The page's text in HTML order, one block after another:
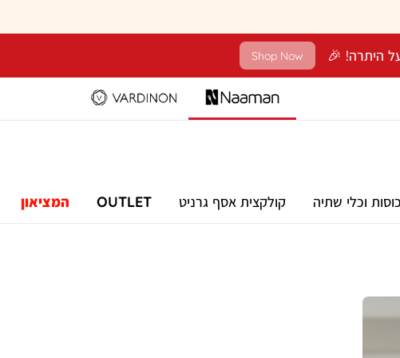
Shop Now
כוסות וכלי שתיה קולקצית אסף גרניט OUTLET המציאון